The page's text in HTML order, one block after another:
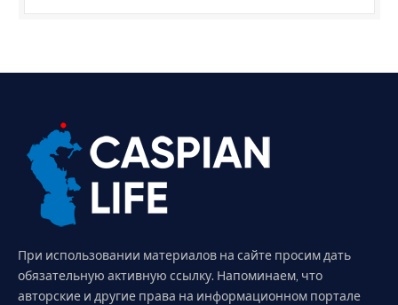
При использовании материалов на сайте просим дать
обязательную активную ссылку. Напоминаем, что
авторские и другие права на информационном портале